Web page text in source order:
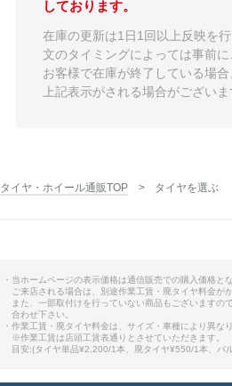
しております。
在庫の更新は1日1回以上反映を
文のタイミングによっては事前
お客様で在庫が終了している場
上記表示がされる場合がござい
タイヤ・ホイール通販TOP タイヤを選ぶ
・当ホームページの表示価格は通信販売での購入価格と
ご来店される場合は、別途作業工賃・廃タイヤ料金が
また、一部取付けを行っていない商品もございますの
合わせ下さい。
・作業工賃・廃タイヤ料金は、サイズ・車種により異なり
※作業工賃は店頭工賃表通りとさせていただきます。
目安:(タイヤ単品¥2,200/1本、廃タイヤ¥550/1本、バ